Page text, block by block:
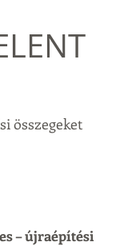
összegeket
– újraépítési